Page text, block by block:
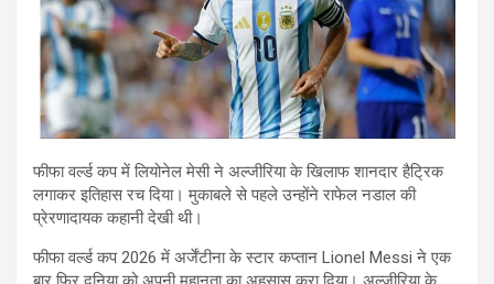
फीफा वर्ल्ड कप में लियोनेल मेसी ने अल्जीरिया के खिलाफ शानदार हैट्रिक
लगाकर इतिहास रच दिया। मुकाबले से पहले उन्होंने राफेल नडाल की
प्रेरणादायक कहानी देखी थी।
फीफा वर्ल्ड कप 2026 में अर्जेंटीना के स्टार कप्तान Lionel Messi ने एक